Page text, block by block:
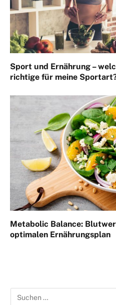
Sport und Ernährung –
richtige für meine
Metabolic Balance:
optimalen Ernährungsplan